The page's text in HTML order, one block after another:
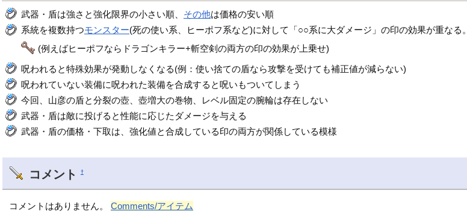
武器・盾は強さと強化限界の小さい順、 その他は価格の安い順
系統を複数持つモンスター(死の使い系、ヒーポフ系など)に対して「○○系に大ダメージ」の印の効果が重なる。
(例えばヒーポフならドラゴンキラー+斬空剣の両方の印の効果が上乗せ)
呪われると特殊効果が発動しなくなる(例：使い捨ての盾なら攻撃を受けても補正値が減らない)
呪われていない装備に呪われた装備を合成すると呪いもついてしまう
今回、山彦の盾と分裂の壺、壺増大の巻物、レベル固定の腕輪は存在しない
武器・盾は敵に投げると性能に応じたダメージを与える
武器・盾の価格・下取は、強化値と合成している印の両方が関係している模様
コメント †
コメントはありません。Comments/アイテム